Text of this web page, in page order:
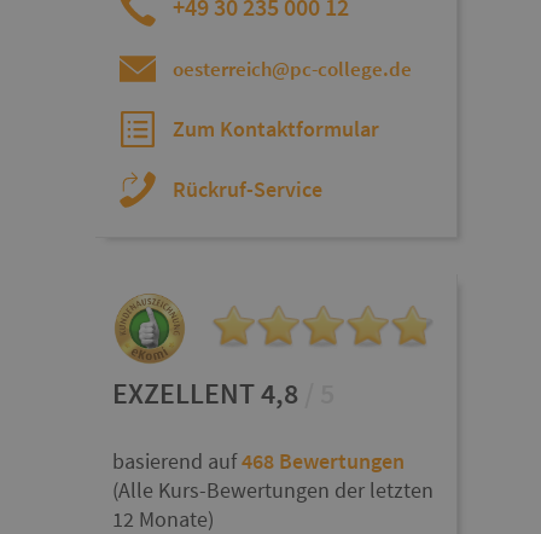
+49 30 235 000 12
oesterreich@pc-college.de
Zum Kontaktformular
Rückruf-Service
EXZELLENT 4,8
basierend auf468 Bewertungen
(Alle Kurs-Bewertungen der letzten
12 Monate)